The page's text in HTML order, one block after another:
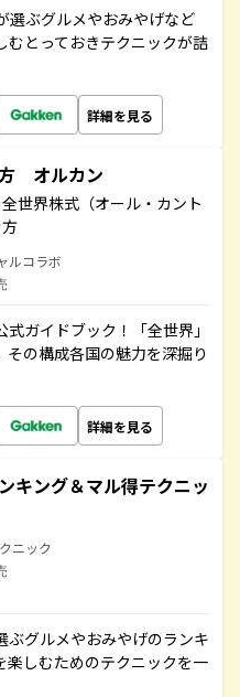
選ぶグルメやおみやげなど
むとっておきテクニックが詰
詳細を見る
オルカン
世界株式（オール・カント
ルコラボ
ガイドブック！「全世界」
の構成各国の魅力を深掘り
詳細を見る
キング＆マル得テクニッ
ニック
ぶグルメやおみやげのランキ
楽しむためのテクニックを一